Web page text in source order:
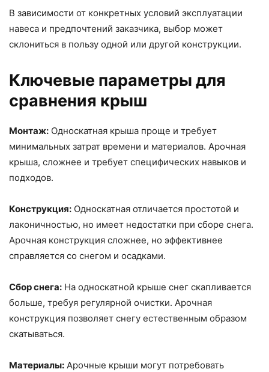
В зависимости от конкретных условий эксплуатации
навеса и предпочтений заказчика, выбор может
склониться в пользу одной или другой конструкции.
Ключевые параметры для
сравнения крыш
Монтаж: Односкатная крыша проще и требует
минимальных затрат времени и материалов. Арочная
крыша, сложнее и требует специфических навыков и
подходов.
Конструкция: Односкатная отличается простотой и
лаконичностью, но имеет недостатки при сборе снега.
Арочная конструкция сложнее, но эффективнее
справляется со снегом и осадками.
Сбор снега: На односкатной крыше снег скапливается
больше, требуя регулярной очистки. Арочная
конструкция позволяет снегу естественным образом
скатываться.
Материалы: Арочные крыши могут потребовать